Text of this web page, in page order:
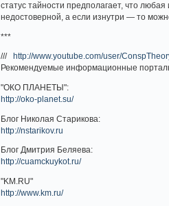
статус тайности предполагает, что
недостоверной, а если изнутри — то
***
///
http://www.youtube.com/user/
Рекомендуемые информационные
"ОКО ПЛАНЕТЫ":
http://oko-planet.su/
Блог Николая Старикова:
http://nstarikov.ru
Блог Дмитрия Беляева:
http://cuamckuykot.ru/
"KM.RU"
http://www.km.ru/